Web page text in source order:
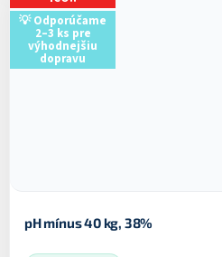
💡 Odporúčame
2–3 ks pre
výhodnejšiu
dopravu
pH mínus 40 kg, 38%